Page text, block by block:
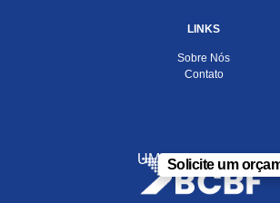
LINKS
Sobre Nós
Contato
UMA EMPRESA DO
Solicite um